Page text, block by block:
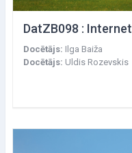
DatZB098 :
Docētājs: Ilga Baiža
Docētājs: Uldis Rozevskis